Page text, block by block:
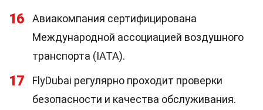
16
Авиакомпания сертифицирована
Международной ассоциацией воздушного
транспорта (IATA).
17
FlyDubai регулярно проходит проверки
безопасности и качества обслуживания.